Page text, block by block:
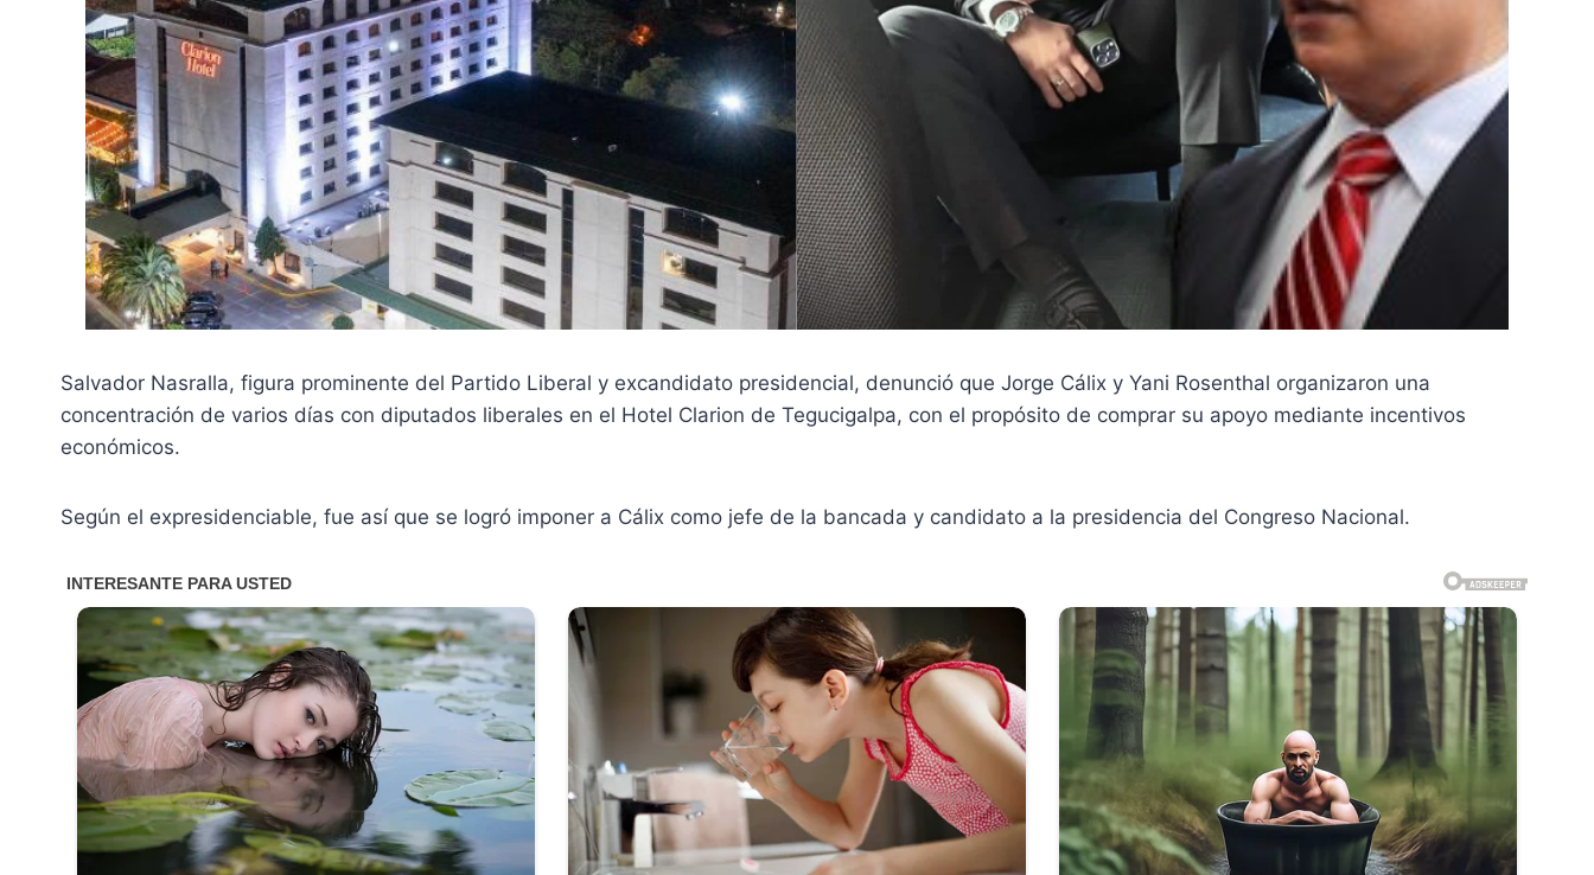
Salvador Nasralla, figura prominente del Partido Liberal y excandidato presidencial, denunció que Jorge Cálix y Yani Rosenthal organizaron una
concentración de varios días con diputados liberales en el Hotel Clarion de Tegucigalpa, con el propósito de comprar su apoyo mediante incentivos
económicos.
Según el expresidenciable, fue así que se logró imponer a Cálix como jefe de la bancada y candidato a la presidencia del Congreso Nacional.